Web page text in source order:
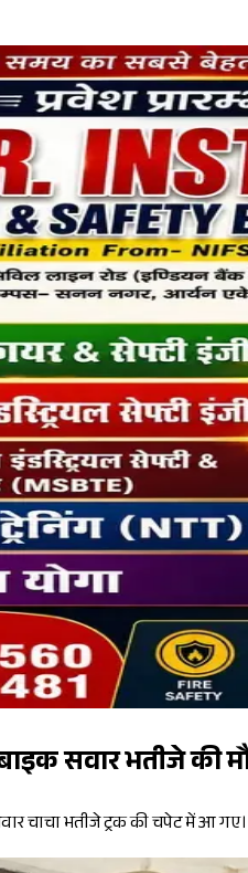
सवार भतीजे की
चाचा भतीजे ट्रक की चपेट में आ